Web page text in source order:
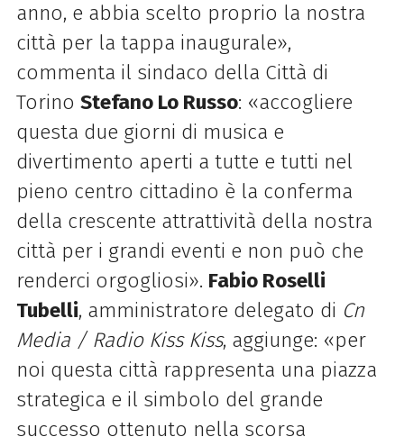
anno, e abbia scelto proprio la nostra
città per la tappa inaugurale»,
commenta il sindaco della Città di
Torino Stefano Lo Russo: «accogliere
questa due giorni di musica e
divertimento aperti a tutte e tutti nel
pieno centro cittadino è la conferma
della crescente attrattività della nostra
città per i grandi eventi e non può che
renderci orgogliosi». Fabio Roselli
Tubelli, amministratore delegato di Cn
Media / Radio Kiss Kiss, aggiunge: «per
noi questa città rappresenta una piazza
strategica e il simbolo del grande
successo ottenuto nella scorsa